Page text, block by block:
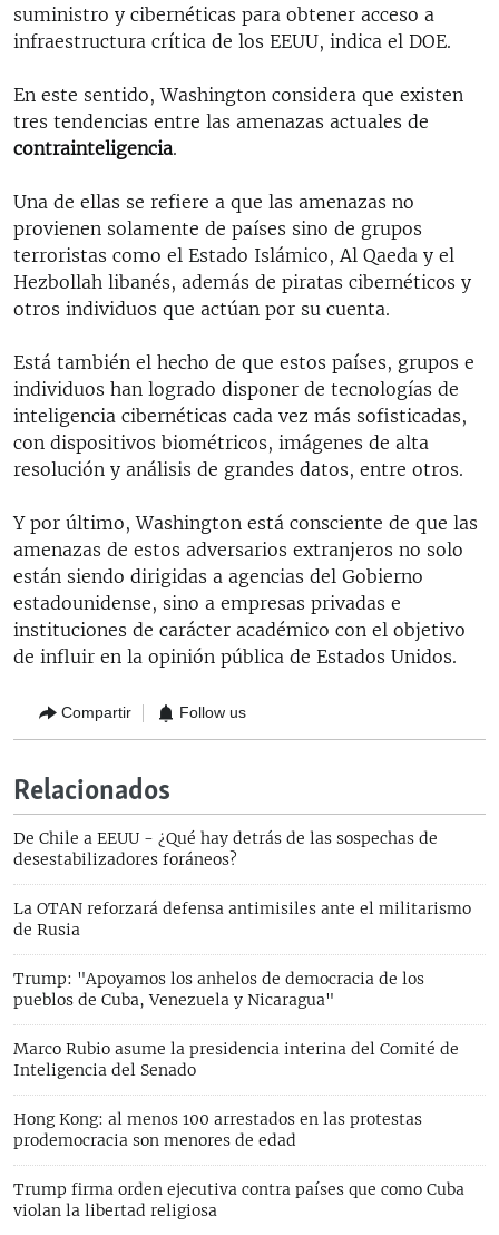
suministro y cibernéticas para obtener acceso a
infraestructura crítica de los EEUU, indica el DOE.
En este sentido, Washington considera que existen
tres tendencias entre las amenazas actuales de
contrainteligencia.
Una de ellas se refiere a que las amenazas no
provienen solamente de países sino de grupos
terroristas como el Estado Islámico, Al Qaeda y el
Hezbollah libanés, además de piratas cibernéticos y
otros individuos que actúan por su cuenta.
Está también el hecho de que estos países, grupos e
individuos han logrado disponer de tecnologías de
inteligencia cibernéticas cada vez más sofisticadas,
con dispositivos biométricos, imágenes de alta
resolución y análisis de grandes datos, entre otros.
Y por último, Washington está consciente de que las
amenazas de estos adversarios extranjeros no solo
están siendo dirigidas a agencias del Gobierno
estadounidense, sino a empresas privadas e
instituciones de carácter académico con el objetivo
de influir en la opinión pública de Estados Unidos.
Compartir Follow us
Relacionados
De Chile a EEUU - ¿Qué hay detrás de las sospechas de
desestabilizadores foráneos?
La OTAN reforzará defensa antimisiles ante el militarismo
de Rusia
Trump: "Apoyamos los anhelos de democracia de los
pueblos de Cuba, Venezuela y Nicaragua"
Marco Rubio asume la presidencia interina del Comité de
Inteligencia del Senado
Hong Kong: al menos 100 arrestados en las protestas
prodemocracia son menores de edad
Trump firma orden ejecutiva contra países que como Cuba
violan la libertad religiosa